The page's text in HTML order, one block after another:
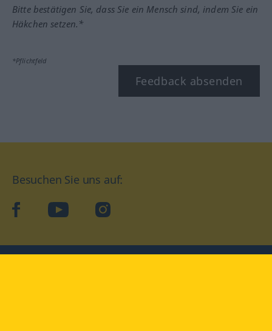
Bitte bestätigen Sie, dass Sie ein Mensch sind, indem Sie ein
Häkchen setzen.*
*Pflichtfeld
Feedback absenden
Besuchen Sie uns auf:
facebook YouTube Instagram